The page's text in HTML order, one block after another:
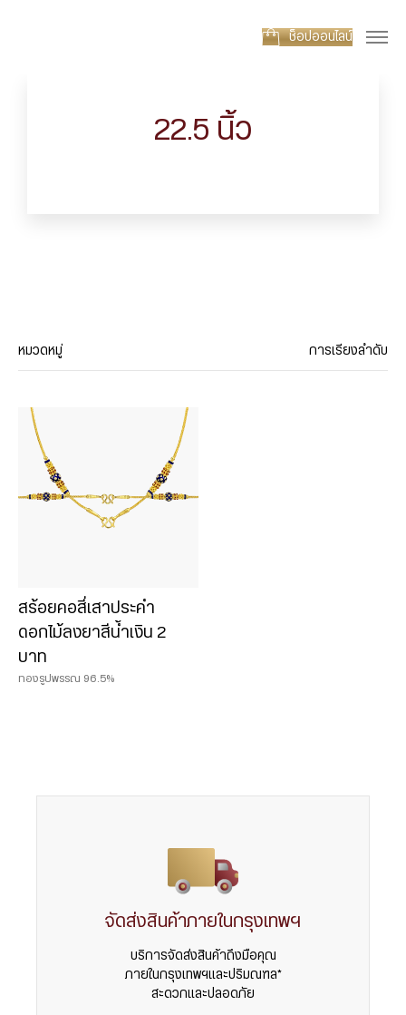
ช็อปออนไลน์
22.5 นิ้ว
หมวดหมู่
Chat & Shop
ฮั่วเซ่งเฮง ช็อปออนไลน์
0.075 บาท
0.125 บาท
0.25 บาท
0.50 บาท
การเรียงลำดับ
สร้อยคอสี่เสาประคำ
ดอกไม้ลงยาสีน้ำเงิน 2
บาท
ทองรูปพรรณ 96.5%
จัดส่งสินค้าภายในกรุงเทพฯ
บริการจัดส่งสินค้าถึงมือคุณ
ภายในกรุงเทพฯและปริมณฑล*
สะดวกและปลอดภัย